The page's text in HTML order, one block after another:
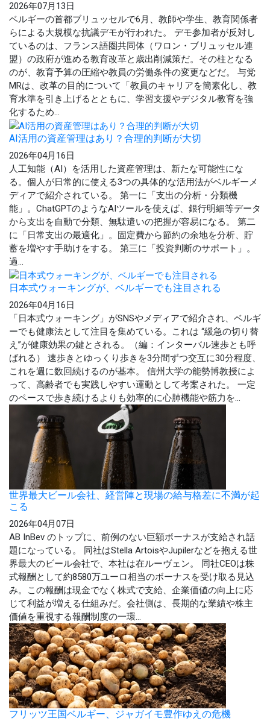
2026年07月13日
ベルギーの首都ブリュッセルで6月、教師や学生、教育関係者
らによる大規模な抗議デモが行われた。 デモ参加者が反対し
ているのは、フランス語圏共同体（ワロン・ブリュッセル連
盟）の政府が進める教育改革と歳出削減策だ。その柱となる
のが、教育予算の圧縮や教員の労働条件の変更などだ。 与党
MRは、改革の目的について「教員のキャリアを簡素化し、教
育水準を引き上げるとともに、学習支援やデジタル教育を強
化するため...
AI活用の資産管理はあり？合理的判断が大切
2026年04月16日
人工知能（AI）を活用した資産管理は、新たな可能性にな
る。個人が日常的に使える3つの具体的な活用法がベルギーメ
ディアで紹介されている。 第一に「支出の分析・分類機
能」。ChatGPTのようなAIツールを使えば、銀行明細等データ
から支出を自動で分類、無駄遣いの把握が容易になる。 第二
に「日常支出の最適化」。固定費から節約の余地を分析、貯
蓄を増やす手助けをする。 第三に「投資判断のサポート」。
過...
日本式ウォーキングが、ベルギーでも注目される
2026年04月16日
「日本式ウォーキング」がSNSやメディアで紹介され、ベルギ
ーでも健康法として注目を集めている。これは “緩急の切り替
え”が健康効果の鍵とされる。（編：インターバル速歩とも呼
ばれる） 速歩きとゆっくり歩きを3分間ずつ交互に30分程度、
これを週に数回続けるのが基本。 信州大学の能勢博教授によ
って、高齢者でも実践しやすい運動として考案された。 一定
のペースで歩き続けるよりも効率的に心肺機能や筋力を...
世界最大ビール会社、経営陣と現場の給与格差に不満が起
こる
2026年04月07日
AB InBev のトップに、前例のない巨額ボーナスが支給され話
題になっている。 同社はStella ArtoisやJupilerなどを抱える世
界最大のビール会社で、本社は在ルーヴェン。 同社CEOは株
式報酬として約8580万ユーロ相当のボーナスを受け取る見込
み。この報酬は現金でなく株式で支給、企業価値の向上に応
じて利益が増える仕組みだ。会社側は、長期的な業績や株主
価値を重視する報酬制度の一環...
フリッツ王国ベルギー、ジャガイモ豊作ゆえの危機